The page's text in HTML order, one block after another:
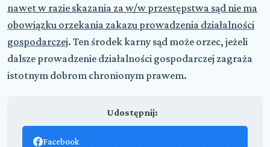
nawet w razie skazania za w/w przestępstwa sąd nie ma
obowiązku orzekania zakazu prowadzenia działalności
gospodarczej. Ten środek karny sąd może orzec, jeżeli
dalsze prowadzenie działalności gospodarczej zagraża
istotnym dobrom chronionym prawem.
Udostępnij:
Facebook